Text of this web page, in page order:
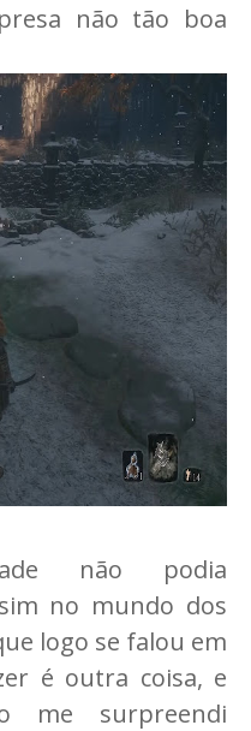
não tão boa
não podia
no mundo dos
logo se falou em
é outra coisa, e
me surpreendi